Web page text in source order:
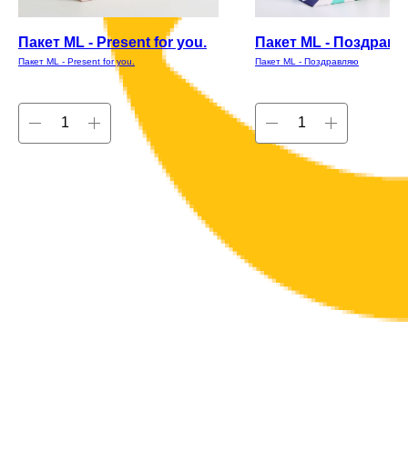
Пакет ML - Present for you.
Пакет ML - Present for you.
Пакет ML -
Пакет ML - Поздравляю